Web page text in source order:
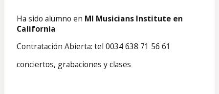
Ha sido alumno en MI Musicians Institute en
California
Contratación Abierta: tel 0034 638 71 56 61
conciertos, grabaciones y clases